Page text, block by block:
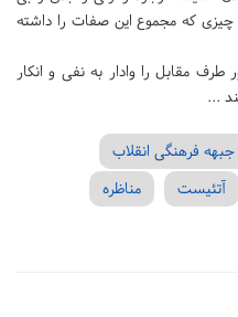
که مجموع این صفات را داشته
مقابل را وادار به نفی و انکار
...
جبهه فرهنگی انقلاب
آتئیست
مناظره